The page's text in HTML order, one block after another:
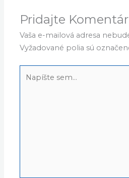
Pridajte Komentár
Vaša e-mailová adresa
Vyžadované polia sú
sem...